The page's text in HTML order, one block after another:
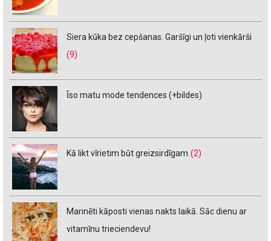
Siera kūka bez cepšanas. Garšīgi un ļoti vienkārši
(9)
Īso matu mode tendences (+bildes)
Kā likt vīrietim būt greizsirdīgam (2)
Marinēti kāposti vienas nakts laikā. Sāc dienu ar
vitamīnu trieciendevu!